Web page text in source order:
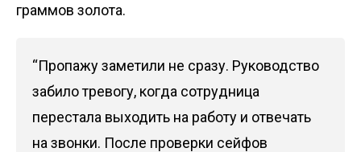
граммов золота.
“Пропажу заметили не сразу. Руководство
забило тревогу, когда сотрудница
перестала выходить на работу и отвечать
на звонки. После проверки сейфов